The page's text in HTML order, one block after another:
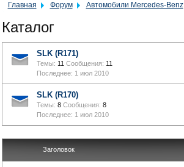
Главная Форум Автомобили Mercedes-Benz
Каталог
SLK (R171)
Темы: 11 Сообщения: 11
1 июл 2010
SLK (R170)
Темы: 8 Сообщения: 8
1 июл 2010
Заголовок